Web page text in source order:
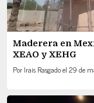
Maderera en
XEAO y XEHG
Por Irais Rasgadoel 29 de